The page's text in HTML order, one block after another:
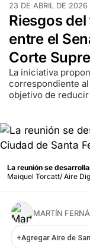
23 DE ABRIL DE 2026
Riesgos
entre el
Corte
La iniciativa
correspondiente
objetivo de reducir
La reunión se
Maiquel Torcatt/ Aire
MARTÍN
+Agregar Aire de